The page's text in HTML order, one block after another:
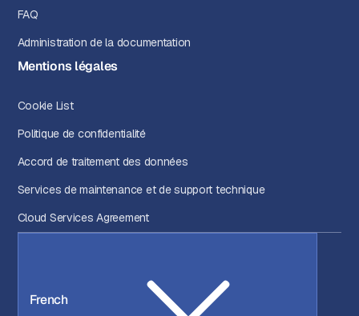
FAQ
Administration de la documentation
Mentions légales
Cookie List
Politique de confidentialité
Accord de traitement des données
Services de maintenance et de support technique
Cloud Services Agreement
French